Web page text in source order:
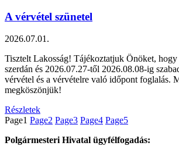
A vérvétel szünetel
2026.07.01.
Tisztelt Lakosság! Tájékoztatjuk Önöket,
szerdán és 2026.07.27-től 2026.08.08-ig
vérvétel és a vérvételre való időpont foglalás.
megköszönjük!
Részletek
Page1 Page2 Page3 Page4 Page5
Polgármesteri Hivatal ügyfélfogadás: